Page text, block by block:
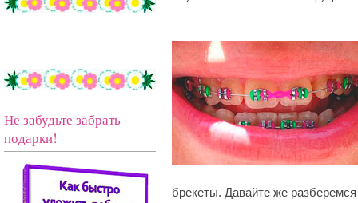
Не забудьте забрать
подарки!
брекеты. Давайте же